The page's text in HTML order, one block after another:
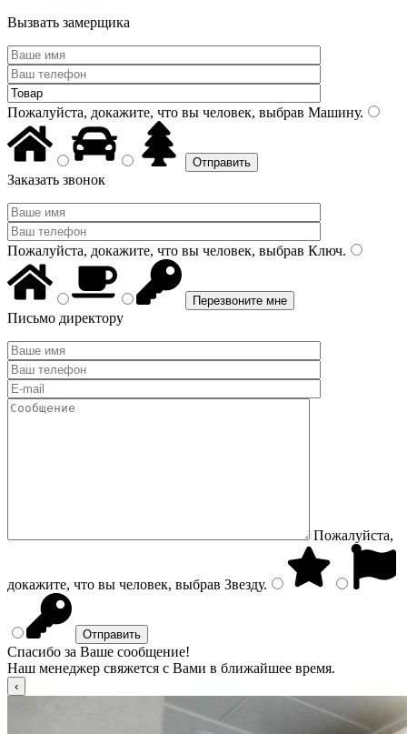
Вызвать замерщика
Пожалуйста, докажите, что вы человек, выбрав Машину.
Заказать звонок
Пожалуйста, докажите, что вы человек, выбрав Ключ.
Письмо директору
Пожалуйста,
докажите, что вы человек, выбрав Звезду.
Спасибо за Ваше сообщение!
Наш менеджер свяжется с Вами в ближайшее время.